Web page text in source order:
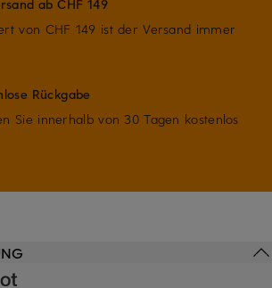
ab CHF 149
von CHF 149 ist der Versand immer
Rückgabe
Sie innerhalb von 30 Tagen kostenlos